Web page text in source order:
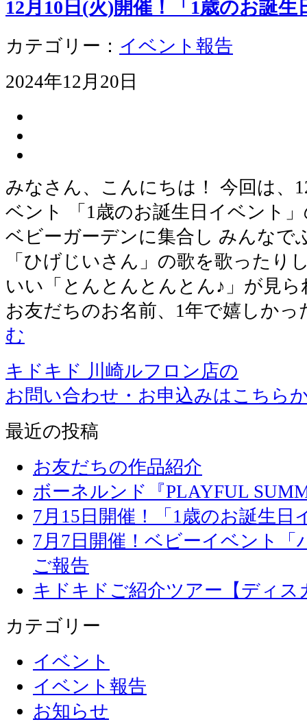
12月10日(火)開催！「1歳のお誕
カテゴリー： イベント報告
2024年12月20日
みなさん、こんにちは！ 今回は、
ベント 「1歳のお誕生日イベント
ベビーガーデンに集合し みんなで
「ひげじいさん」の歌を歌ったり
いい「とんとんとんとん♪」が見
お友だちのお名前、1年で嬉しか
む
キドキド 川崎ルフロン店の
お問い合わせ・お申込みはこちら
最近の投稿
お友だちの作品紹介
ボーネルンド『PLAYFUL
7月15日開催！「1歳のお誕生日
7月7日開催！ベビーイベント
ご報告
キドキドご紹介ツアー【ディス
カテゴリー
イベント
イベント報告
お知らせ